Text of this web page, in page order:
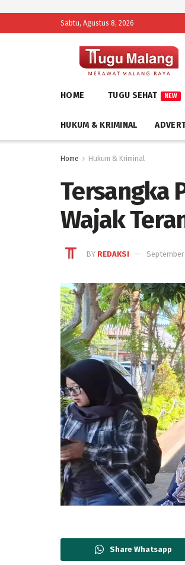
Sabtu, Agustus 8, 2026
HOME TUGU SEHAT NEW
HUKUM & KRIMINAL
Home Hukum & Kriminal
Tersangka
Wajak
BY REDAKSI
Share Whatsapp